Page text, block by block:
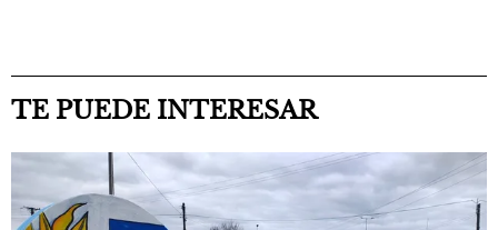
TE PUEDE INTERESAR